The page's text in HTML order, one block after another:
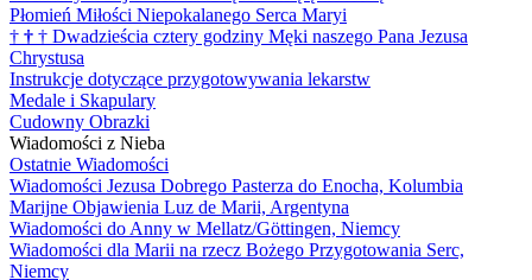
Płomień Miłości Niepokalanego Serca Maryi
† † † Dwadzieścia cztery godziny Męki naszego Pana Jezusa
Chrystusa
Instrukcje dotyczące przygotowywania lekarstw
Medale i Skapulary
Cudowny Obrazki
Wiadomości z Nieba
Ostatnie Wiadomości
Wiadomości Jezusa Dobrego Pasterza do Enocha, Kolumbia
Marijne Objawienia Luz de Marii, Argentyna
Wiadomości do Anny w Mellatz/Göttingen, Niemcy
Wiadomości dla Marii na rzecz Bożego Przygotowania Serc,
Niemcy